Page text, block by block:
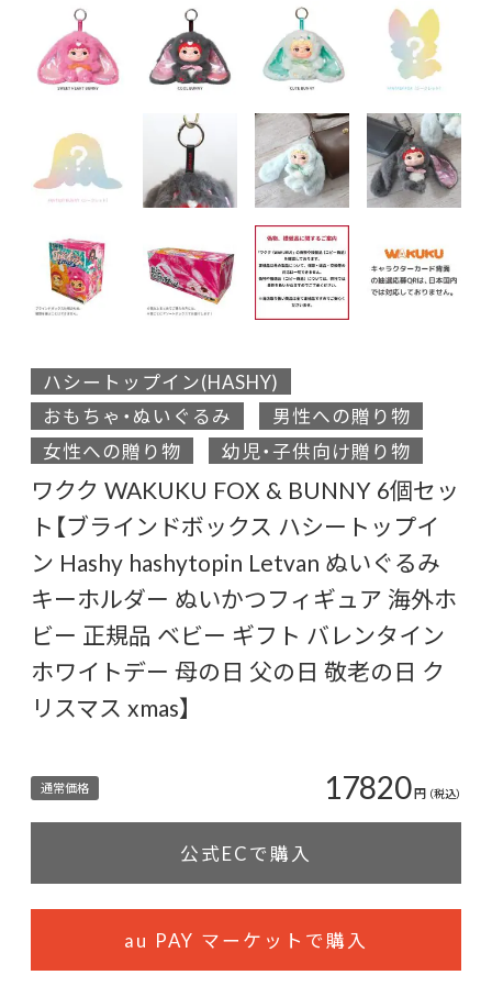
ハシートップイン(HASHY)
おもちゃ・ぬいぐるみ
男性への贈り物
女性への贈り物
幼児・子供向け贈り物
ワクク WAKUKU FOX & BUNNY 6個セッ
ト【ブラインドボックス ハシートップイ
ン Hashy hashytopin Letvan ぬいぐるみ
キーホルダー ぬいかつフィギュア 海外ホ
ビー 正規品 ベビー ギフト バレンタイン
ホワイトデー 母の日 父の日 敬老の日 ク
リスマス xmas】
通常価格 17820円 （税込）
公式ECで購入
au PAY マーケットで購入